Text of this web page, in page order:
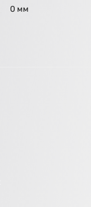
0 мм